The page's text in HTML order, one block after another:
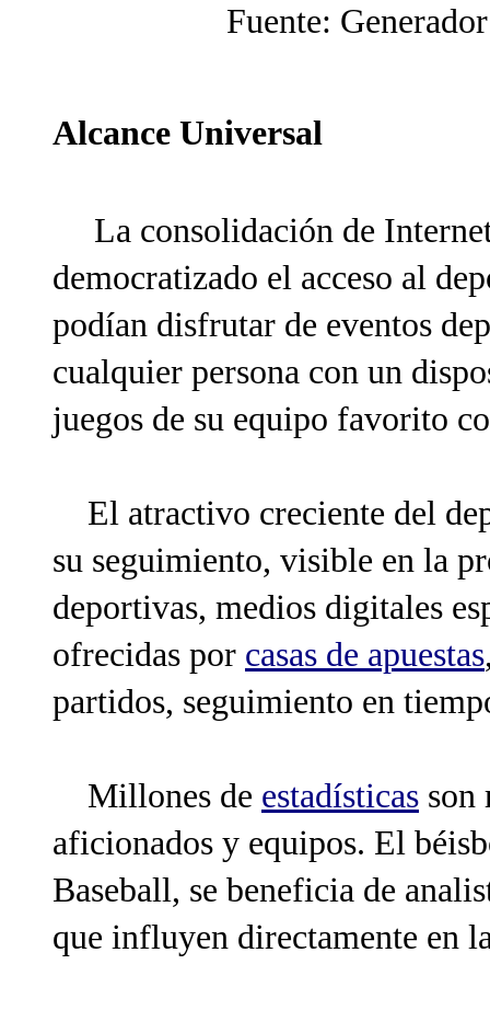
Fuente:
Alcance Universal
La consolidación de
democratizado el acceso al
podían disfrutar de eventos
cualquier persona con un
juegos de su equipo favorito
El atractivo creciente del
su seguimiento, visible en la
deportivas, medios digitales
ofrecidas por casas de apuestas
partidos, seguimiento en
Millones de estadísticas son
aficionados y equipos. El
Baseball, se beneficia de
que influyen directamente en